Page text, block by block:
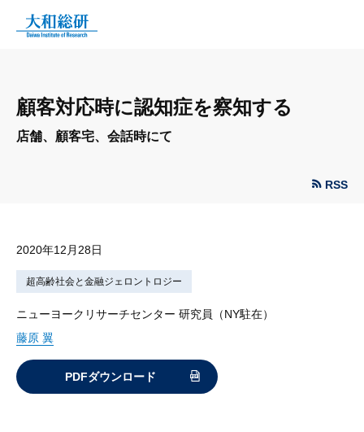
顧客対応時に認知症を察知する
店舗、顧客宅、会話時にて
RSS
2020年12月28日
超高齢社会と金融ジェロントロジー
ニューヨークリサーチセンター 研究員（NY駐在）
藤原 翼
PDFダウンロード